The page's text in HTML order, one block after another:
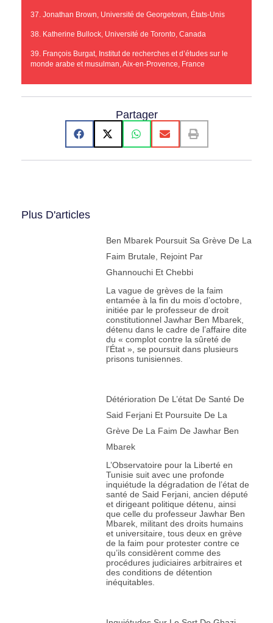
37. Jonathan Brown, Université de Georgetown, États-Unis
38. Katherine Bullock, Université de Toronto, Canada
39. François Burgat, Institut de recherches et d’études sur le
monde arabe et musulman, Aix-en-Provence, France
40. Charles E. Butterworth, Université du Maryland
42. Souhail Chichah, Williams College, États-Unis
44. Youssef Chouhoud, Université Christopher Newport, États-
46. Juan Cole, Université du Michigan, États-Unis
49. Sonia Dayan-Herzbrun, Université de Paris-Cité, France
50. Pablo de Grieff, Université de New York, États-Unis ;
Premier rapporteur spécial des Nations Unies pour la
promotion de la vérité, de la justice, de la réparation et des
garanties de non-répétition (-), États-Unis
51. Miguel Hernando de Larramendi, Université de Castilla-La
53. Sedad Dedic, Université de Zenica, Bosnie-Herzégovine
54. Yasser M. Dhouib, Observatoire canadien des droits et
libertés CORF, Canada
55. Mona T. Diab, Université Carnegie Mellon, États-Unis
56. Larry Diamond, Université de Stanford, États-Unis
57. Susan Douglass, Université de Georgetown, États-Unis
58. Michelle Dunne, Réseau d’action franciscaine, États-Unis
59. Baudoin Dupret, Sciences Po Bordeaux, France
60. Enes Durmišević, Université de Sarajevo, Bosnie-
61. Alyaa Ebbiary, Université de Durham, Royaume-Uni
Partager
Plus D'articles
Ben Mbarek Poursuit Sa Grève De La
Faim Brutale, Rejoint Par
Ghannouchi Et Chebbi
La vague de grèves de la faim
entamée à la fin du mois d’octobre,
initiée par le professeur de droit
constitutionnel Jawhar Ben Mbarek,
détenu dans le cadre de l’affaire dite
du « complot contre la sûreté de
l’État », se poursuit dans plusieurs
prisons tunisiennes.
Détérioration De L’état De Santé De
Said Ferjani Et Poursuite De La
Grève De La Faim De Jawhar Ben
Mbarek
L’Observatoire pour la Liberté en
Tunisie suit avec une profonde
inquiétude la dégradation de l’état de
santé de Said Ferjani, ancien député
et dirigeant politique détenu, ainsi
que celle du professeur Jawhar Ben
Mbarek, militant des droits humains
et universitaire, tous deux en grève
de la faim pour protester contre ce
qu’ils considèrent comme des
procédures judiciaires arbitraires et
des conditions de détention
inéquitables.